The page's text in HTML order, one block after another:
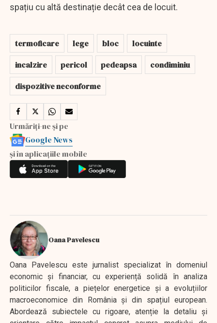
spațiu cu altă destinație decât cea de locuit.
termoficare lege bloc
locuinte
incalzire
pericol pedeapsa
condiminiu
dispozitive neconforme
Urmăriți-ne și pe
Google News
și în aplicațiile mobile
Oana Pavelescu
Oana Pavelescu este jurnalist specializat în domeniul
economic și financiar, cu experiență solidă în analiza
politicilor fiscale, a piețelor energetice și a evoluțiilor
macroeconomice din România și din spațiul european.
Abordează subiectele cu rigoare, atenție la detaliu și